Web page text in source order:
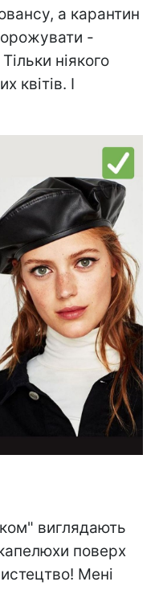
а карантин
-
ніякого
квітів. І
виглядають
поверх
Мені